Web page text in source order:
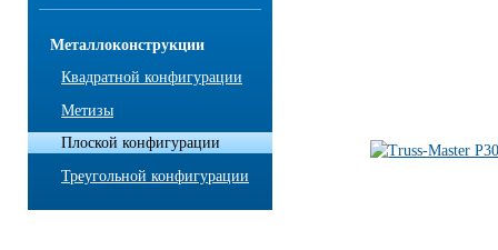
Металлоконструкции
Квадратной конфигурации
Метизы
Плоской конфигурации
Треугольной конфигурации